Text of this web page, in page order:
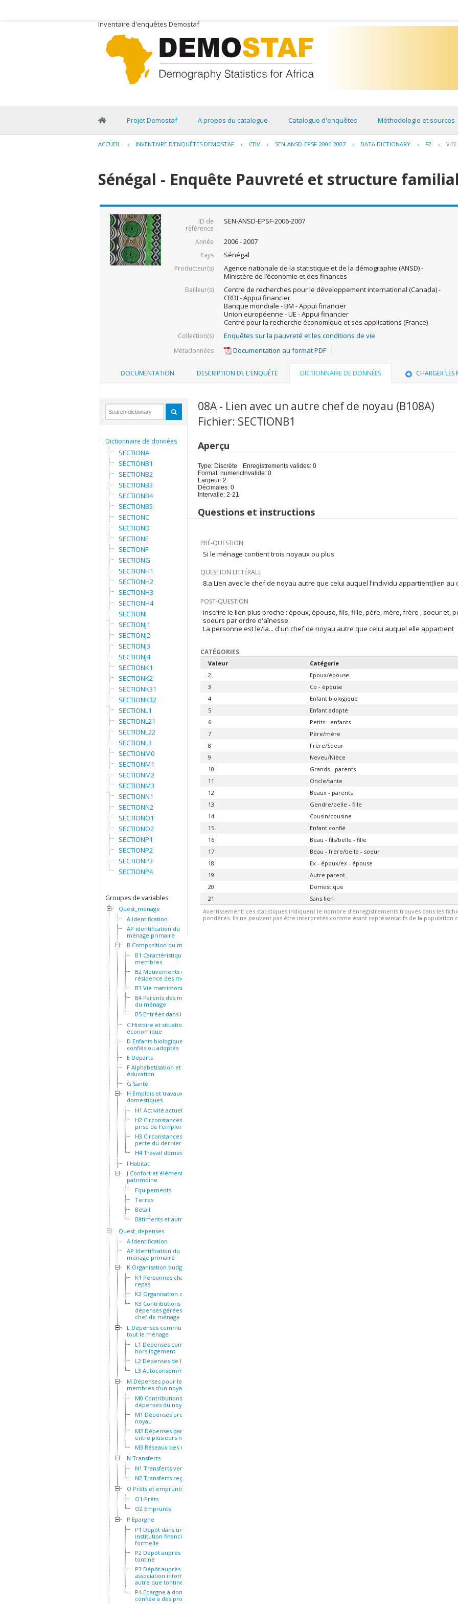
Inventaire d'enquêtes Demostaf
Projet Demostaf A propos du catalogue Catalogue d'enquêtes Méthodologie et sources
ACCUEIL › INVENTAIRE D'ENQUÊTES DEMOSTAF › CDV › SEN-ANSD-EPSF-2006-2007 › DATA DICTIONARY › F2 › V43
Sénégal - Enquête Pauvreté et structure
ID de
référence
SEN-ANSD-EPSF-2006-2007
Année 2006 - 2007
Pays Sénégal
Producteur(s)
Agence nationale de la statistique et de la démographie (ANSD) -
Ministère de l’économie et des finances
Bailleur(s)
Centre de recherches pour le développement international (Canada) -
CRDI - Appui financier
Banque mondiale - BM - Appui financier
Union européenne - UE - Appui financier
Centre pour la recherche économique et ses applications (France) -
Collection(s) Enquêtes sur la pauvreté et les conditions de vie
Métadonnées Documentation au format PDF
DOCUMENTATION DESCRIPTION DE L'ENQUÊTE DICTIONNAIRE DE DONNÉES CHARGER
Dictionnaire de données
SECTIONA
SECTIONB1
SECTIONB2
SECTIONB3
SECTIONB4
SECTIONB5
SECTIONC
SECTIOND
SECTIONE
SECTIONF
SECTIONG
SECTIONH1
SECTIONH2
SECTIONH3
SECTIONH4
SECTIONI
SECTIONJ1
SECTIONJ2
SECTIONJ3
SECTIONJ4
SECTIONK1
SECTIONK2
SECTIONK31
SECTIONK32
SECTIONL1
SECTIONL21
SECTIONL22
SECTIONL3
SECTIONM0
SECTIONM1
SECTIONM2
SECTIONM3
SECTIONN1
SECTIONN2
SECTIONO1
SECTIONO2
SECTIONP1
SECTIONP2
SECTIONP3
SECTIONP4
Groupes de variables
Quest_menage
A Identification
AP identification du
ménage primaire
B Composition du ménage
B1 Caractéristiques des
membres
B2 Mouvements et
résidence des membres
B3 Vie matrimoniale
B4 Parents des membres
du ménage
B5 Entrées dans le ménage
C Histoire et situation socio-
économique
D Enfants biologiques,
confiés ou adoptés
E Départs
F Alphabetisation et
éducation
G Santé
H Emplois et travaux
domestiques
H1 Activité actuelle
H2 Circonstances de la
prise de l'emploi actuel
H3 Circonstances de la
perte du dernier emploi
H4 Travail domestique
I Habitat
J Confort et éléments de
patrimoine
Equipements
Terres
Bétail
Bâtiments et autres actifs
Quest_depenses
A Identification
AP Identification du
ménage primaire
K Organisation budgétaire
K1 Personnes chargées du
repas
K2 Organisation des repas
K3 Contributions et
dépenses gérées par le
chef de ménage
L Dépenses communes à
tout le ménage
L1 Dépenses communes
hors logement
L2 Dépenses de logement
L3 Autoconsommation
M Dépenses pour les
membres d'un noyau
M0 Contributions aux
dépenses du noyau
M1 Dépenses propres au
noyau
M2 Dépenses partagées
entre plusieurs noyaux
M3 Réseaux des noyaux
N Transferts
N1 Transferts versés
N2 Transferts reçus
O Prêts et emprunts
O1 Prêts
O2 Emprunts
P Epargne
P1 Dépôt dans une
institution financière
formelle
P2 Dépôt auprès d'une
tontine
P3 Dépôt auprès d'une
association informelle
autre que tontine
P4 Epargne à domicile ou
confiée à des proches
08A - Lien avec un autre chef de noyau (B108A)
Fichier: SECTIONB1
Aperçu
Type: Discrète
Format: numeric
Largeur: 2
Décimales: 0
Intervalle: 2-21
Enregistrements valides: 0
Invalide: 0
Questions et instructions
PRÉ-QUESTION
Si le ménage contient trois noyaux ou plus
QUESTION LITTÉRALE
8.a Lien avec le chef de noyau autre que celui auquel l'individu appartient(lien au
POST-QUESTION
inscrire le lien plus proche : époux, épouse, fils, fille, père, mère, frère , soeur et,
soeurs par ordre d'aînesse.
La personne est le/la... d'un chef de noyau autre que celui auquel elle appartient
CATÉGORIES
Valeur
Catégorie
2
Epoux/épouse
3
Co - épouse
4
Enfant biologique
5
Enfant adopté
6
Petits - enfants
7
Père/mère
8
Frère/Soeur
9
Neveu/Nièce
10
Grands - parents
11
Oncle/tante
12
Beaux - parents
13
Gendre/belle - fille
14
Cousin/cousine
15
Enfant confié
16
Beau - fils/belle - fille
17
Beau - frère/belle - soeur
18
Ex - époux/ex - épouse
19
Autre parent
20
Domestique
21
Sans lien
Avertissement: ces statistiques indiquent le nombre d'enregistrements trouvés dans les
pondérés. Ils ne peuvent pas être interpretés comme étant représentatifs de la population